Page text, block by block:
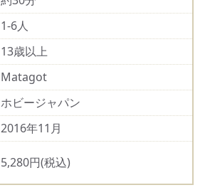
1-6人
13歳以上
Matagot
ホビージャパン
2016年11月
5,280円(税込)